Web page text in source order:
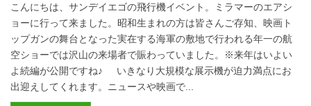
こんにちは、サンデイエゴの飛行機イベント。ミラマーのエアシ
ョーに行って来ました。昭和生まれの方は皆さんご存知、映画ト
ップガンの舞台となった実在する海軍の敷地で行われる年一の航
空ショーでは沢山の来場者で賑わっていました。※来年はいよい
よ続編が公開ですね♪ いきなり大規模な展示機が迫力満点にお
出迎えしてくれます。ニュースや映画で...